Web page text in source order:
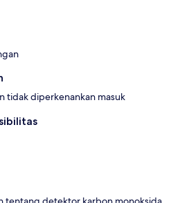
tidak diperkenankan masuk